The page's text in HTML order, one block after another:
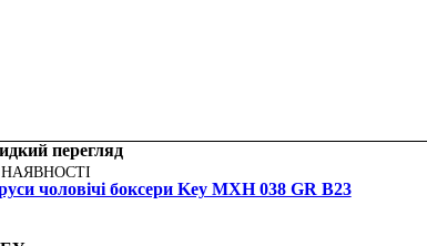
перегляд
чоловічі боксери Key MXH 038 GR B23